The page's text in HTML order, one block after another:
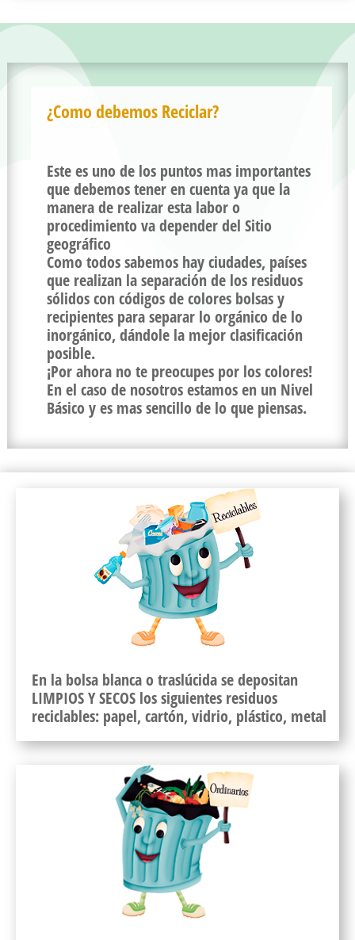
¿Como debemos Reciclar?
Este es uno de los puntos mas importantes
que debemos tener en cuenta ya que la
manera de realizar esta labor o
procedimiento va depender del Sitio
geográfico
Como todos sabemos hay ciudades, países
que realizan la separación de los residuos
sólidos con códigos de colores bolsas y
recipientes para separar lo orgánico de lo
inorgánico, dándole la mejor clasificación
posible.
¡Por ahora no te preocupes por los colores!
En el caso de nosotros estamos en un Nivel
Básico y es mas sencillo de lo que piensas.
En la bolsa blanca o traslúcida se depositan
LIMPIOS Y SECOS los siguientes residuos
reciclables: papel, cartón, vidrio, plástico, metal